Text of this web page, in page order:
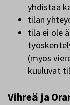
yhdistää
tilan
tila ei ole
(myös
kuuluvat
Vihreä ja